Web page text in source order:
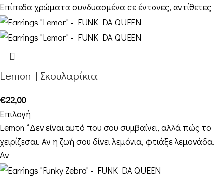
Επίπεδα χρώματα συνδυασμένα σε έντονες, αντίθετες
Lemon | Σκουλαρίκια
€22,00
Επιλογή
Lemon “Δεν είναι αυτό που σου συμβαίνει, αλλά πώς το
χειρίζεσαι. Αν η ζωή σου δίνει λεμόνια, φτιάξε λεμονάδα.
Αν